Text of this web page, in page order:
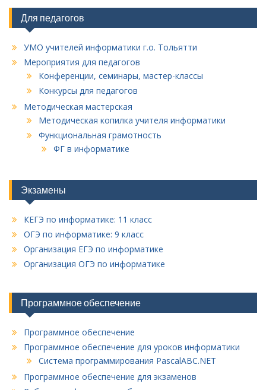
Для педагогов
УМО учителей информатики г.о. Тольятти
Мероприятия для педагогов
Конференции, семинары, мастер-классы
Конкурсы для педагогов
Методическая мастерская
Методическая копилка учителя информатики
Функциональная грамотность
ФГ в информатике
Экзамены
КЕГЭ по информатике: 11 класс
ОГЭ по информатике: 9 класс
Организация ЕГЭ по информатике
Организация ОГЭ по информатике
Программное обеспечение
Программное обеспечение
Программное обеспечение для уроков информатики
Система программирования PascalABC.NET
Программное обеспечение для экзаменов